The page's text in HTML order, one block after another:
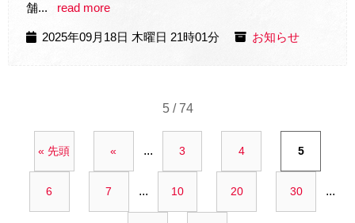
舗...
read more
2025年09月18日 木曜日 21時01分 お知らせ
5 / 74
« 先頭 « ... 3 4 5
6 7 ... 10 20 30 ...